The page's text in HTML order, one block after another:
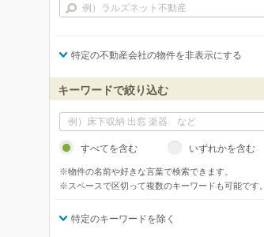
特定の不動産会社の物件を非表示にする
キーワードで絞り込む
すべてを含む いずれかを含む
※物件の名前や好きな言葉で検索できます。
※スペースで区切って複数のキーワードも可能です。
特定のキーワードを除く